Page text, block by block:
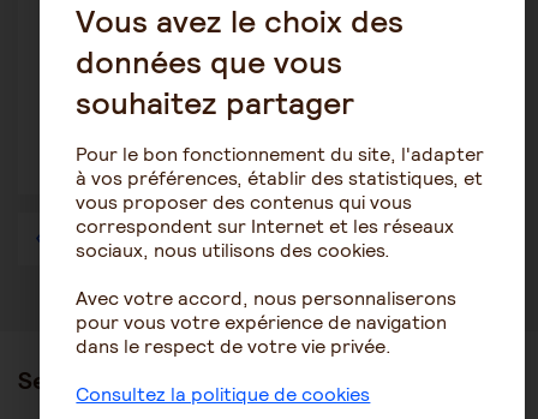
Evaluer mon rôle d'aidant pour les parents
(questions sur la gest...
3094
1 … 40 41 42 43 44 45 46 … 57
Ses articles
Vous avez le choix des
données que vous
souhaitez partager
Pour le bon fonctionnement du site, l'adapter
à vos préférences, établir des statistiques, et
vous proposer des contenus qui vous
correspondent sur Internet et les réseaux
sociaux, nous utilisons des cookies.
Avec votre accord, nous personnaliserons
pour vous votre expérience de navigation
dans le respect de votre vie privée.
Consultez la politique de cookies